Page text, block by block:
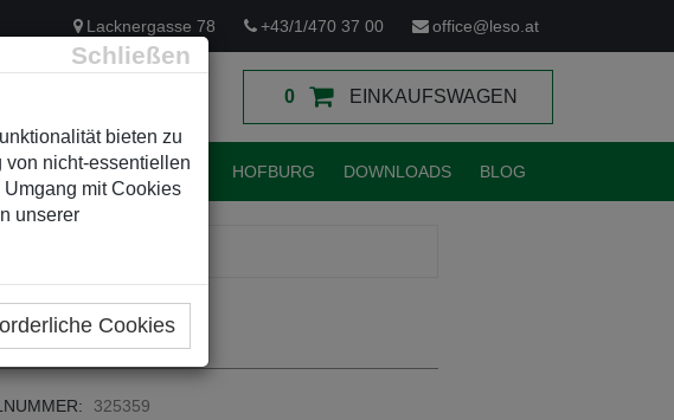
Schließen
bieten zu
von nicht-essentiellen
mit Cookies
unserer
Cookies
Lacknergasse 78 +43/1/470 37 00 office@leso.at
0 EINKAUFSWAGEN
HOFBURG DOWNLOADS BLOG
9R *
325359